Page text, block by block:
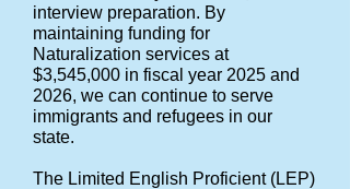
interview preparation. By
maintaining funding for
Naturalization services at
$3,545,000 in fiscal year 2025 and
2026, we can continue to serve
immigrants and refugees in our
state.
The Limited English Proficient (LEP)